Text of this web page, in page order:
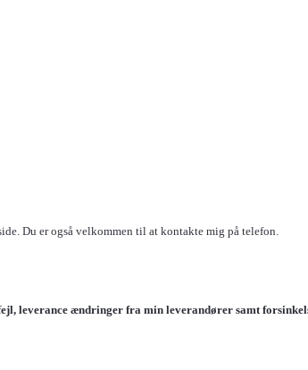
Du er også velkommen til at kontakte mig på telefon.
leverance ændringer fra min leverandører samt